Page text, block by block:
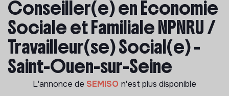
Conseiller(e) en Economie
Sociale et Familiale NPNRU /
Travailleur(se) Social(e) -
Saint-Ouen-sur-Seine
L'annonce de SEMISO n'est plus disponible